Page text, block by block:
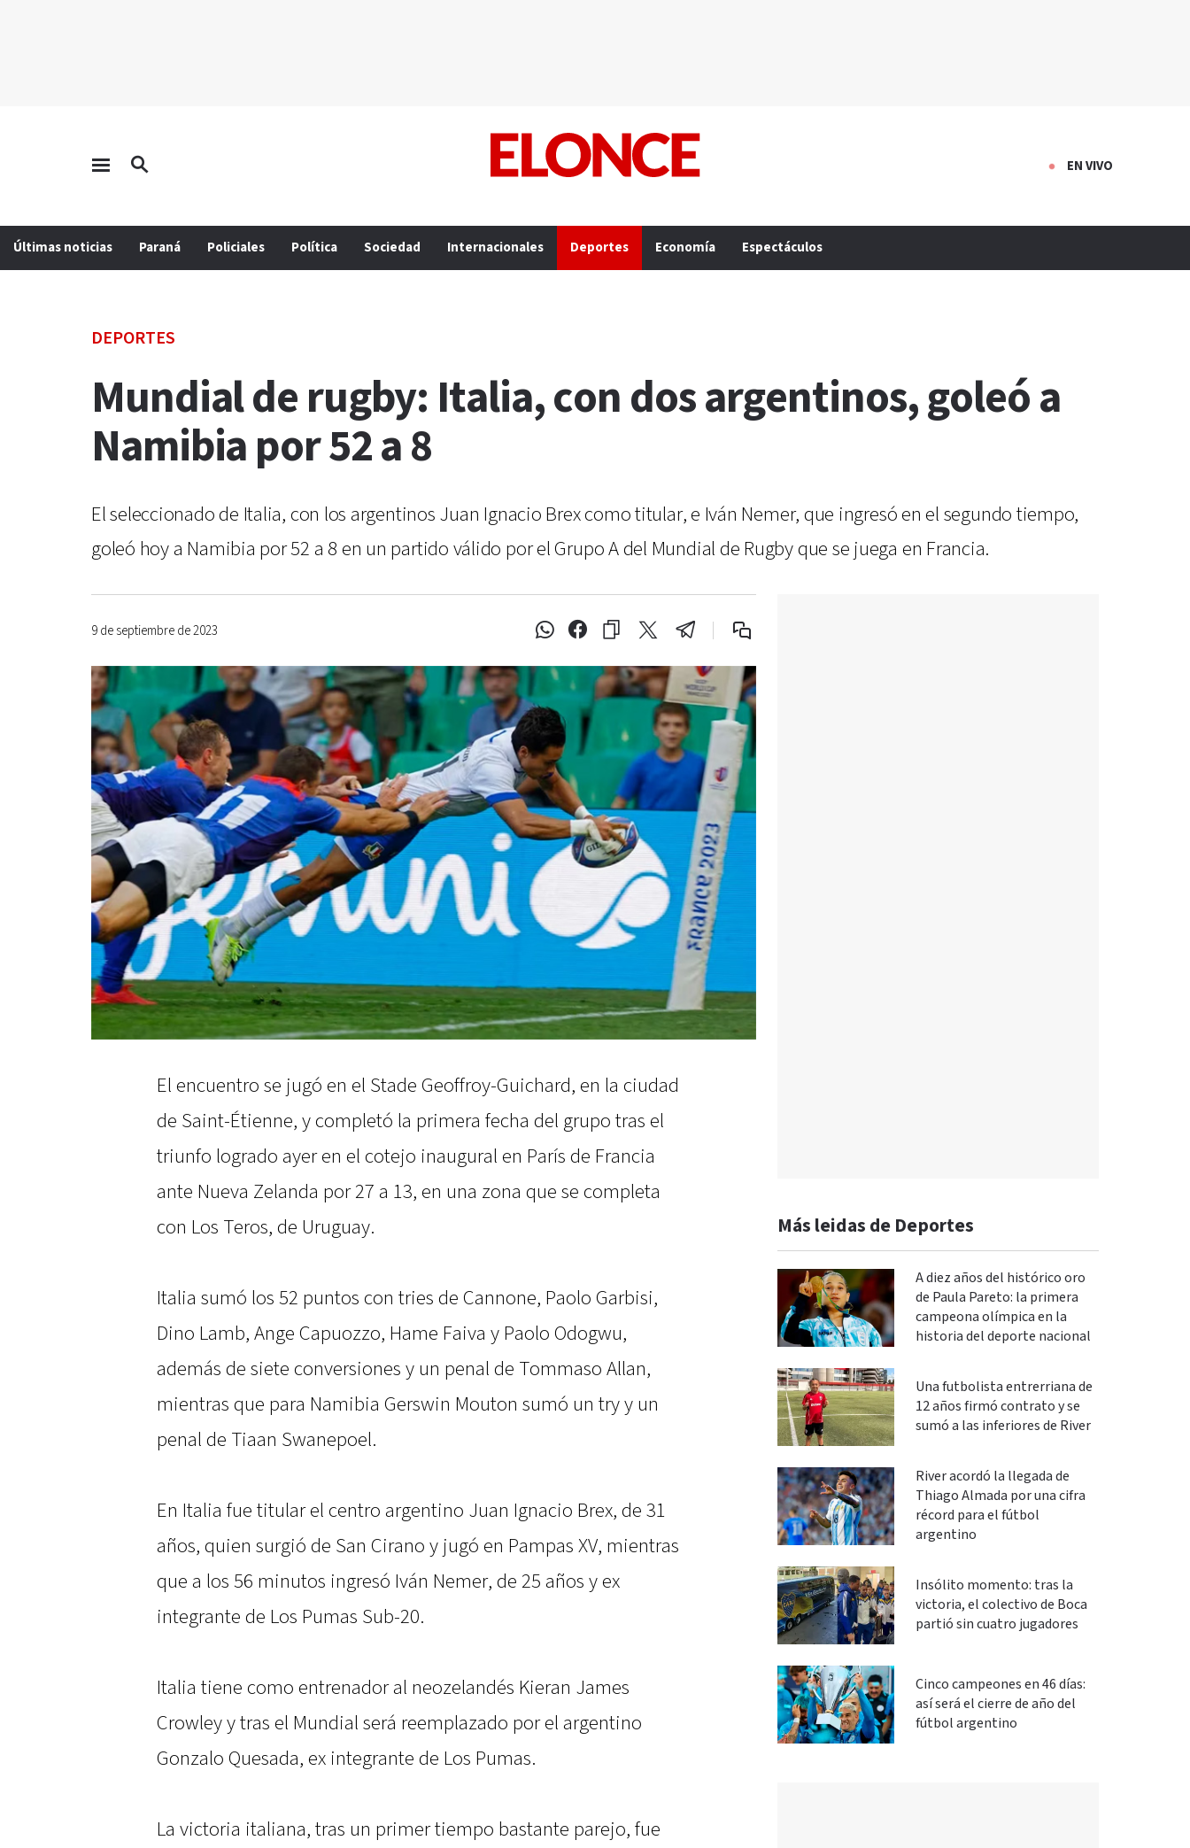
EN VIVO
Últimas noticias Paraná Policiales Política Sociedad Internacionales Deportes Economía Espectáculos
DEPORTES
Mundial de rugby: Italia, con dos argentinos, goleó a
Namibia por 52 a 8
El seleccionado de Italia, con los argentinos Juan Ignacio Brex como titular, e Iván Nemer, que ingresó en el segundo tiempo,
goleó hoy a Namibia por 52 a 8 en un partido válido por el Grupo A del Mundial de Rugby que se juega en Francia.
9 de septiembre de 2023
El encuentro se jugó en el Stade Geoffroy-Guichard, en la ciudad
de Saint-Étienne, y completó la primera fecha del grupo tras el
triunfo logrado ayer en el cotejo inaugural en París de Francia
ante Nueva Zelanda por 27 a 13, en una zona que se completa
con Los Teros, de Uruguay.
Italia sumó los 52 puntos con tries de Cannone, Paolo Garbisi,
Dino Lamb, Ange Capuozzo, Hame Faiva y Paolo Odogwu,
además de siete conversiones y un penal de Tommaso Allan,
mientras que para Namibia Gerswin Mouton sumó un try y un
penal de Tiaan Swanepoel.
En Italia fue titular el centro argentino Juan Ignacio Brex, de 31
años, quien surgió de San Cirano y jugó en Pampas XV, mientras
que a los 56 minutos ingresó Iván Nemer, de 25 años y ex
integrante de Los Pumas Sub-20.
Italia tiene como entrenador al neozelandés Kieran James
Crowley y tras el Mundial será reemplazado por el argentino
Gonzalo Quesada, ex integrante de Los Pumas.
La victoria italiana, tras un primer tiempo bastante parejo, fue
Más leidas de Deportes
A diez años del histórico oro
de Paula Pareto: la primera
campeona olímpica en la
historia del deporte nacional
Una futbolista entrerriana de
12 años firmó contrato y se
sumó a las inferiores de River
River acordó la llegada de
Thiago Almada por una cifra
récord para el fútbol
argentino
Insólito momento: tras la
victoria, el colectivo de Boca
partió sin cuatro jugadores
Cinco campeones en 46 días:
así será el cierre de año del
fútbol argentino